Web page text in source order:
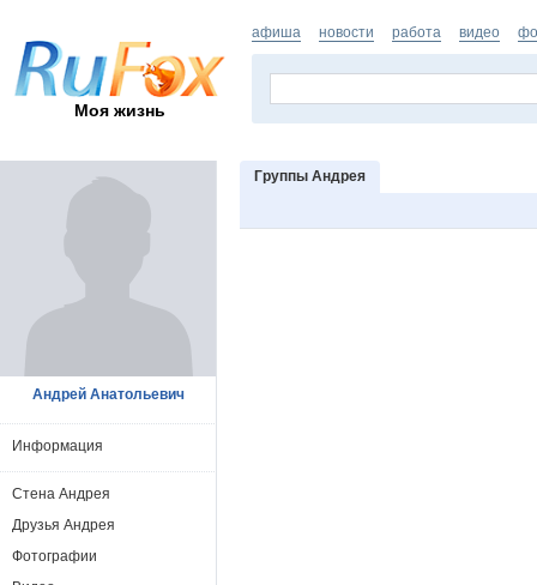
Моя жизнь
афиша новости работа видео
Группы Андрея
Андрей Анатольевич
Информация
Стена Андрея
Друзья Андрея
Фотографии